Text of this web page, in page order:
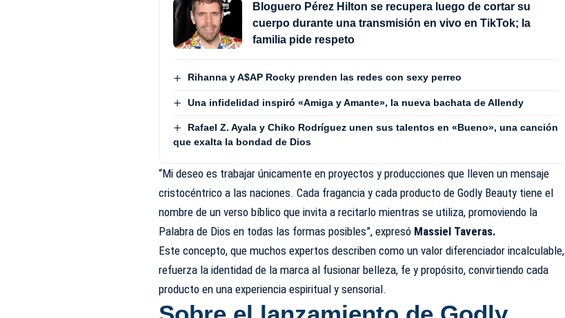
Bloguero Pérez Hilton se recupera luego de cortar su
cuerpo durante una transmisión en vivo en TikTok; la
familia pide respeto
Rihanna y A$AP Rocky prenden las redes con sexy perreo
Una infidelidad inspiró «Amiga y Amante», la nueva bachata de Allendy
Rafael Z. Ayala y Chiko Rodríguez unen sus talentos en «Bueno», una canción
que exalta la bondad de Dios
“Mi deseo es trabajar únicamente en proyectos y producciones que lleven un mensaje
cristocéntrico a las naciones. Cada fragancia y cada producto de Godly Beauty tiene el
nombre de un verso bíblico que invita a recitarlo mientras se utiliza, promoviendo la
Palabra de Dios en todas las formas posibles”, expresó Massiel Taveras.
Este concepto, que muchos expertos describen como un valor diferenciador incalculable,
refuerza la identidad de la marca al fusionar belleza, fe y propósito, convirtiendo cada
producto en una experiencia espiritual y sensorial.